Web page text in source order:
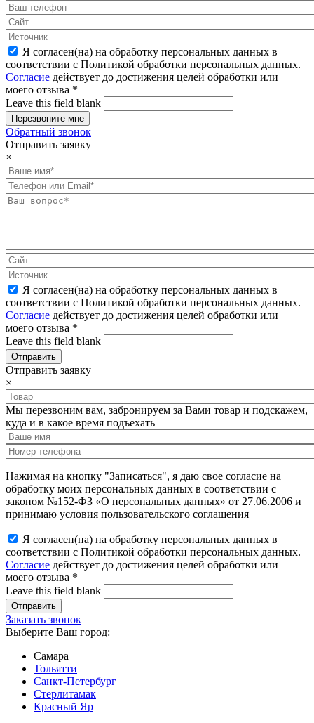
Я согласен(на) на обработку персональных данных в
соответствии с Политикой обработки персональных данных.
Согласие действует до достижения целей обработки или
моего отзыва *
Leave this field blank
Обратный звонок
Отправить заявку
×
Я согласен(на) на обработку персональных данных в
соответствии с Политикой обработки персональных данных.
Согласие действует до достижения целей обработки или
моего отзыва *
Leave this field blank
Отправить заявку
×
Мы перезвоним вам, забронируем за Вами товар и подскажем,
куда и в какое время подъехать
Нажимая на кнопку "Записаться", я даю свое согласие на
обработку моих персональных данных в соответствии с
законом №152-ФЗ «О персональных данных» от 27.06.2006 и
принимаю условия пользовательского соглашения
Я согласен(на) на обработку персональных данных в
соответствии с Политикой обработки персональных данных.
Согласие действует до достижения целей обработки или
моего отзыва *
Leave this field blank
Заказать звонок
Выберите Ваш город:
Самара
Тольятти
Санкт-Петербург
Стерлитамак
Красный Яр